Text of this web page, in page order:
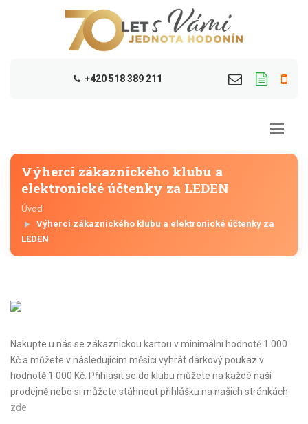
+420 518 389 211
Výherci zákaznického klubu a
elektronické účtenky za LEDEN
Úvod
Výherci zákaznického klubu a elektronické účtenky za
LEDEN
Nakupte u nás se zákaznickou kartou v minimální hodnotě 1 000
Kč a můžete v následujícím měsíci vyhrát dárkový poukaz v
hodnotě 1 000 Kč. Přihlásit se do klubu můžete na každé naší
prodejně nebo si můžete stáhnout přihlášku na našich stránkách
zde